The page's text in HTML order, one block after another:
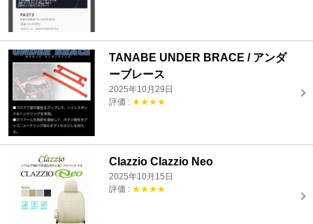
TANABE UNDER BRACE / アンダ
ーブレース
2025年10月29日
評価 : ★★★★
Clazzio Clazzio Neo
2025年10月15日
評価 : ★★★★